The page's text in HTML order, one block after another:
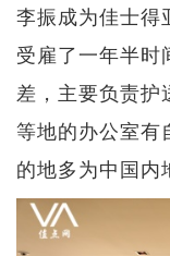
李振成为佳士得
受雇了一年半时
差，主要负责护
等地的办公室有
的地多为中国内